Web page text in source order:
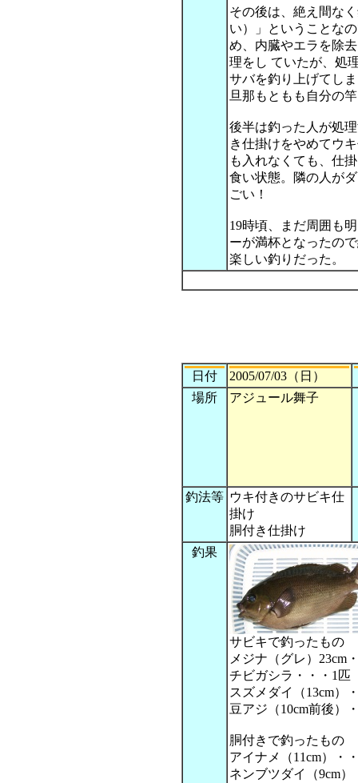
その後は、絶え間な
い）」ということな
め、内臓やエラを除
理をし ていたが、処
サバを釣り上げてし
旦那もともも自分の
後半は釣った人が処
き仕掛けをやめてウ
も入れなくても、仕
食い状態。隣の人が
ごい！
19時頃、まだ周囲も
ーが満杯となったの
楽しい釣りだった。
日付
2005/07/03（日）
場所
アジュール舞子
釣法等 ウキ付きのサビキ仕
掛け
胴付き仕掛け
釣果
サビキで釣ったもの
メジナ（グレ）23cm
チビガシラ・・・1匹
スズメダイ（13cm）
豆アジ（10cm前後）
胴付きで釣ったもの
アイナメ（11cm）・
ネンブツダイ（9cm